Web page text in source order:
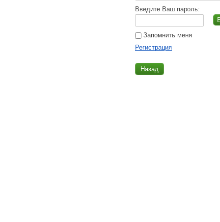
Введите Ваш пароль:
Запомнить меня
Регистрация
Назад